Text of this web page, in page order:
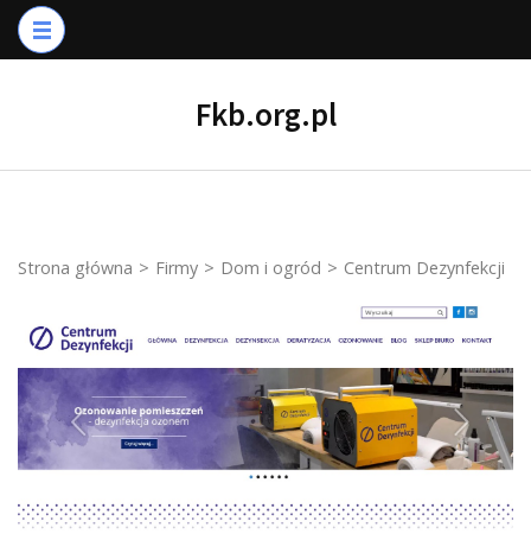
Skip
to
Fkb.org.pl
Strona główna > Firmy > Dom i ogród > Centrum Dezynfekcji